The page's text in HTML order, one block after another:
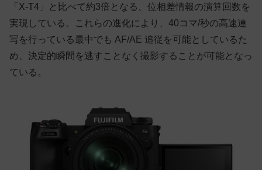
「X-T4」と比べて約3倍となる、位相差情報の演算回数を
実現している。これらの進化により、40コマ/秒の高速連
写を行っている最中でも AF/AE 追従を可能としているた
め、決定的瞬間を逃すことなく撮影することが可能となっ
ている。